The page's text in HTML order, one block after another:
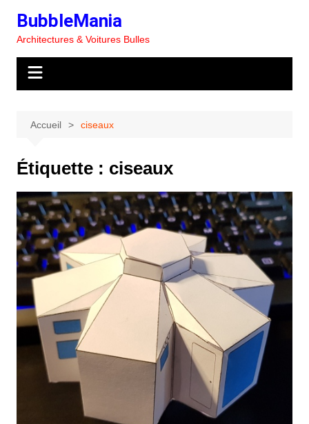
contenu
BubbleMania
Architectures & Voitures Bulles
Accueil ciseaux
Étiquette : ciseaux